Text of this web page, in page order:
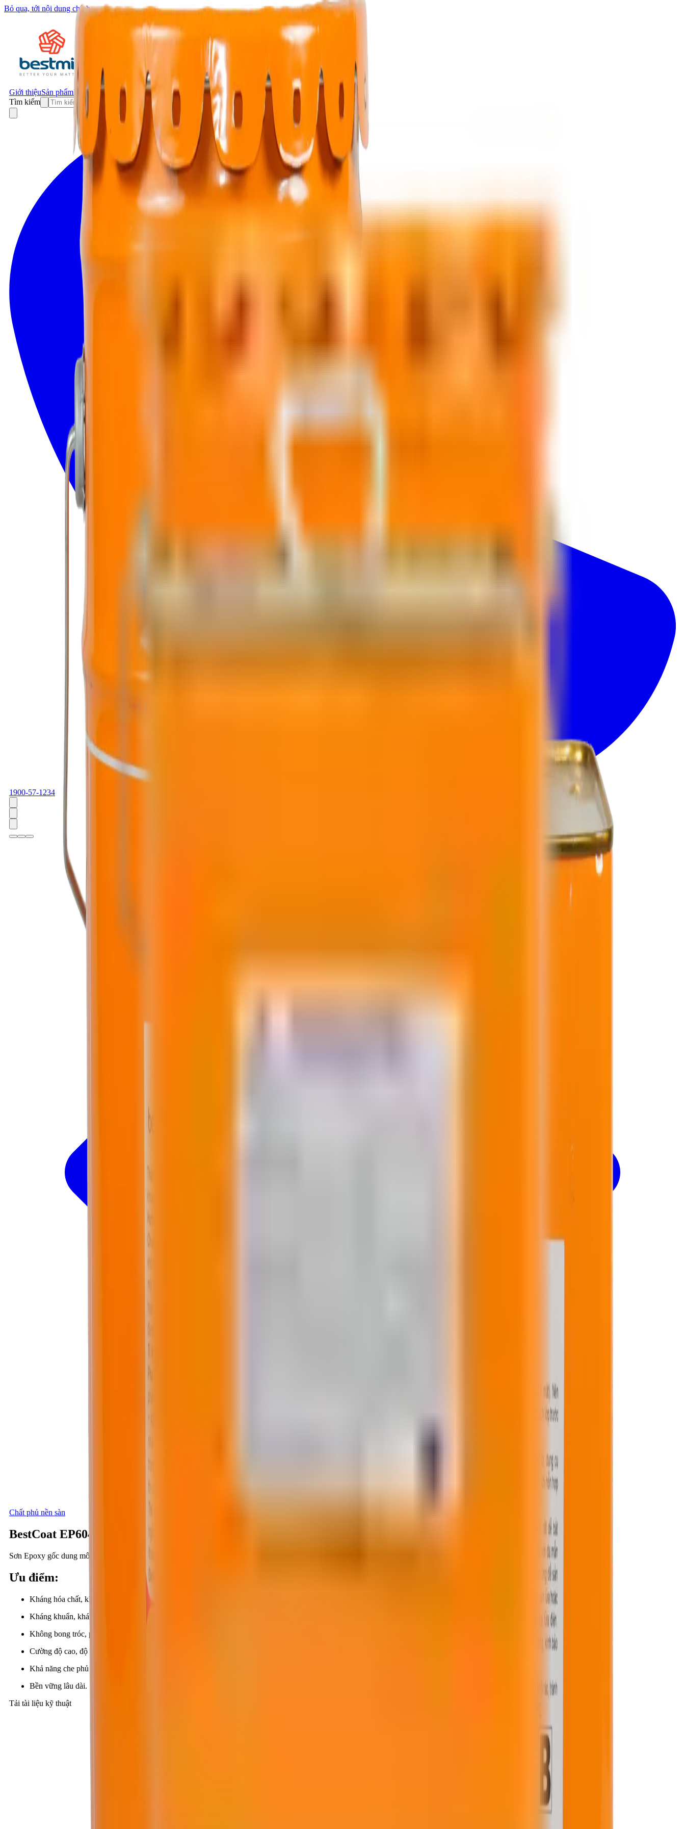
Bỏ qua, tới nội dung chính
Giới thiệuSản phẩmDự án Tin tức
Liên hệ
Tìm kiếm
1900-57-1234
Chất phủ nền sàn
BestCoat EP604
Sơn Epoxy gốc dung môi, hai thành phần
Ưu điểm:
Kháng hóa chất, kháng mài mòn, kháng bụi...
Kháng khuẩn, kháng rong rêu, kháng nấm mốc.
Không bong tróc, phồng rộp.
Cường độ cao, độ bóng tốt.
Khả năng che phủ cao.
Bền vững lâu dài.
Tải tài liệu kỹ thuật